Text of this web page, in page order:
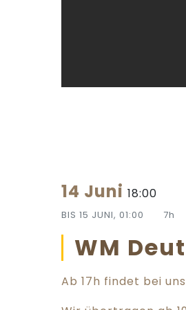
14 Juni18:00
BIS15 JUNI, 01:00 7h
WM
Ab 17h findet bei